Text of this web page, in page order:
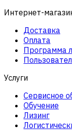
Интернет-
Доставка
Оплата
Программа
Услуги
Сервисное
Обучение
Лизинг